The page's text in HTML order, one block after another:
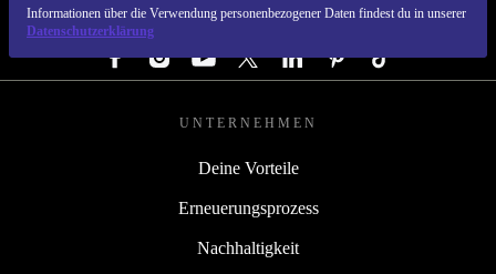
Informationen über die Verwendung personenbezogener Daten findest du in unserer
Datenschutzerklärung
FOLGE UNS
UNTERNEHMEN
Deine Vorteile
Erneuerungsprozess
Nachhaltigkeit